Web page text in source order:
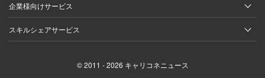
企業様向けサービス
スキルシェアサービス
© 2011 - 2026 キャリコネニュース